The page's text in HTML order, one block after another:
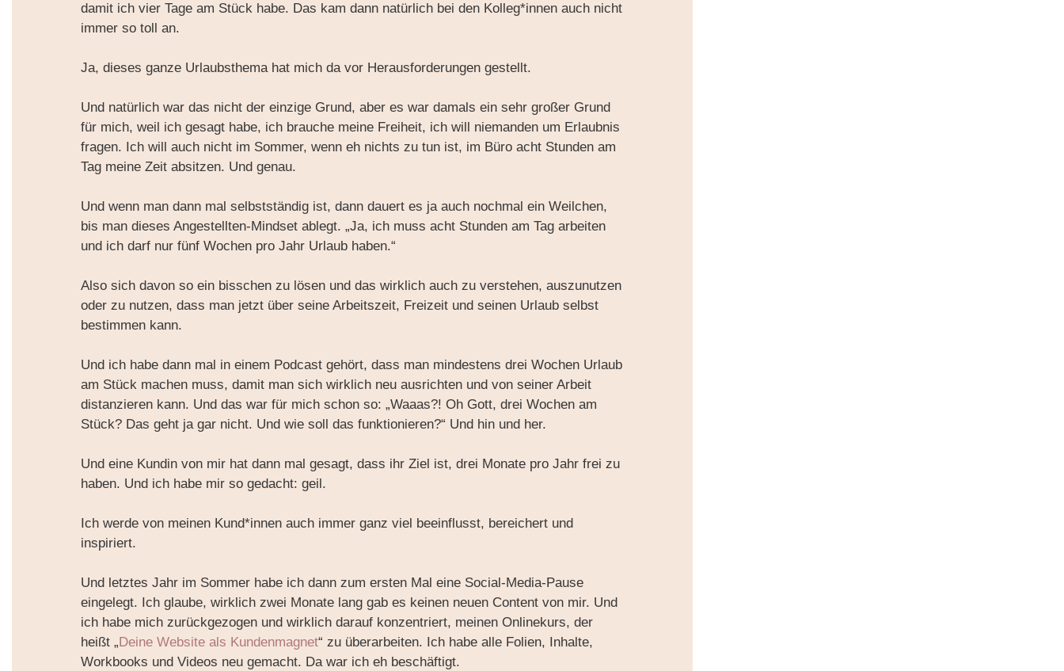
damit ich vier Tage am Stück habe. Das kam dann natürlich bei den Kolleg*innen auch nicht
immer so toll an.
Ja, dieses ganze Urlaubsthema hat mich da vor Herausforderungen gestellt.
Und natürlich war das nicht der einzige Grund, aber es war damals ein sehr großer Grund
für mich, weil ich gesagt habe, ich brauche meine Freiheit, ich will niemanden um Erlaubnis
fragen. Ich will auch nicht im Sommer, wenn eh nichts zu tun ist, im Büro acht Stunden am
Tag meine Zeit absitzen. Und genau.
Und wenn man dann mal selbstständig ist, dann dauert es ja auch nochmal ein Weilchen,
bis man dieses Angestellten-Mindset ablegt. „Ja, ich muss acht Stunden am Tag arbeiten
und ich darf nur fünf Wochen pro Jahr Urlaub haben.“
Also sich davon so ein bisschen zu lösen und das wirklich auch zu verstehen, auszunutzen
oder zu nutzen, dass man jetzt über seine Arbeitszeit, Freizeit und seinen Urlaub selbst
bestimmen kann.
Und ich habe dann mal in einem Podcast gehört, dass man mindestens drei Wochen Urlaub
am Stück machen muss, damit man sich wirklich neu ausrichten und von seiner Arbeit
distanzieren kann. Und das war für mich schon so: „Waaas?! Oh Gott, drei Wochen am
Stück? Das geht ja gar nicht. Und wie soll das funktionieren?“ Und hin und her.
Und eine Kundin von mir hat dann mal gesagt, dass ihr Ziel ist, drei Monate pro Jahr frei zu
haben. Und ich habe mir so gedacht: geil.
Ich werde von meinen Kund*innen auch immer ganz viel beeinflusst, bereichert und
inspiriert.
Und letztes Jahr im Sommer habe ich dann zum ersten Mal eine Social-Media-Pause
eingelegt. Ich glaube, wirklich zwei Monate lang gab es keinen neuen Content von mir. Und
ich habe mich zurückgezogen und wirklich darauf konzentriert, meinen Onlinekurs, der
heißt „Deine Website als Kundenmagnet“ zu überarbeiten. Ich habe alle Folien, Inhalte,
Workbooks und Videos neu gemacht. Da war ich eh beschäftigt.